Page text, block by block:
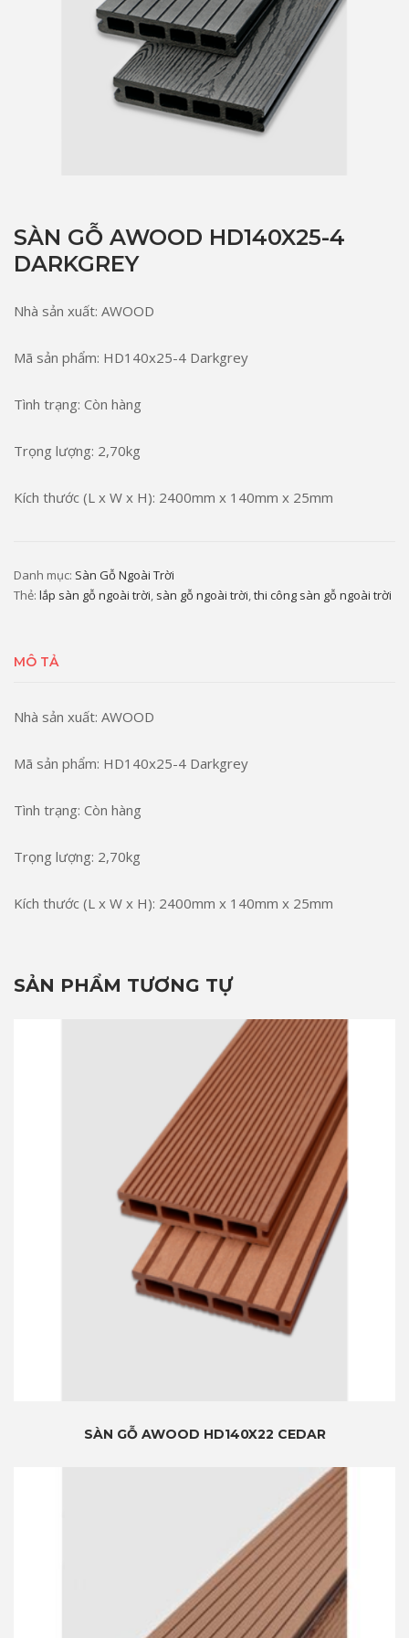
SÀN GỖ AWOOD HD140X25-4
DARKGREY
Nhà sản xuất: AWOOD
Mã sản phẩm: HD140x25-4 Darkgrey
Tình trạng: Còn hàng
Trọng lượng: 2,70kg
Kích thước (L x W x H): 2400mm x 140mm x 25mm
Danh mục: Sàn Gỗ Ngoài Trời
Thẻ: lắp sàn gỗ ngoài trời, sàn gỗ ngoài trời,thi công sàn gỗ ngoài trời
MÔ TẢ
Nhà sản xuất: AWOOD
Mã sản phẩm: HD140x25-4 Darkgrey
Tình trạng: Còn hàng
Trọng lượng: 2,70kg
Kích thước (L x W x H): 2400mm x 140mm x 25mm
SẢN PHẨM TƯƠNG TỰ
SÀN GỖ AWOOD HD140X22 CEDAR